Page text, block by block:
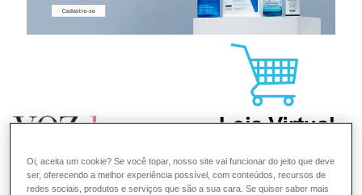
Oi, aceita um cookie? Se você topar, nosso site vai funcionar do jeito que deve
ser, oferecendo a melhor experiência possível, com conteúdos, recursos de
redes sociais, produtos e serviços que são a sua cara. Se quiser saber mais